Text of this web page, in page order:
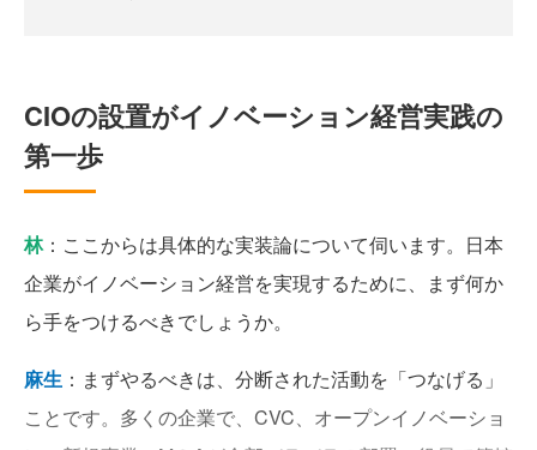
CIOの設置がイノベーション経営実践の
第一歩
林：ここからは具体的な実装論について伺います。日本
企業がイノベーション経営を実現するために、まず何か
ら手をつけるべきでしょうか。
麻生 ：まずやるべきは、分断された活動を「つなげる」
ことです。多くの企業で、CVC、オープンイノベーショ